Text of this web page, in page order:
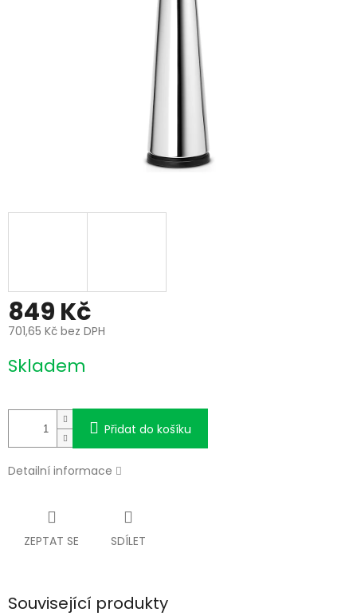
849 Kč
701,65 Kč bez DPH
cena:
Skladem
Přidat do košíku
Detailní informace
ZEPTAT SE SDÍLET
Související produkty